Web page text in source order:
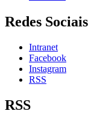
Redes Sociais
Intranet
Facebook
Instagram
RSS
RSS